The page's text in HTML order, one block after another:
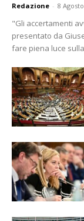
Redazione - 8
"Gli accertamenti
presentato da
fare piena luce